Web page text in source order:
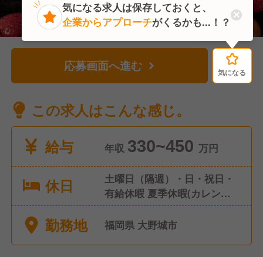
応募画面へ進む 気になる
この求人はこんな感じ。
給与
年収 330~450 万円
休日
土曜日（隔週）・日・祝日・
有給休暇 夏季休暇(カレンダ
ーに応じて3日以上の連休取
得)
勤務地 福岡県 大野城市
気になる
気になる求人は保存しておくと、
企業からアプローチがくるかも...！？